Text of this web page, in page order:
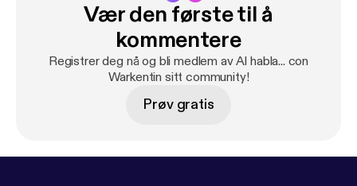
Vær den første til å
kommentere
Registrer deg nå og bli medlem av Al habla... con
Warkentin sitt community!
Prøv gratis